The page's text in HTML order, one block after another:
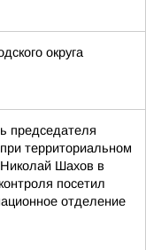
округа
председателя
территориальном
Шахов в
посетил
отделение